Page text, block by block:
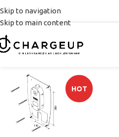
Skip to navigation
Skip to main content
HOT